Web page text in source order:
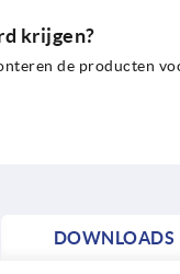
krijgen?
de producten
DOWNLOADS